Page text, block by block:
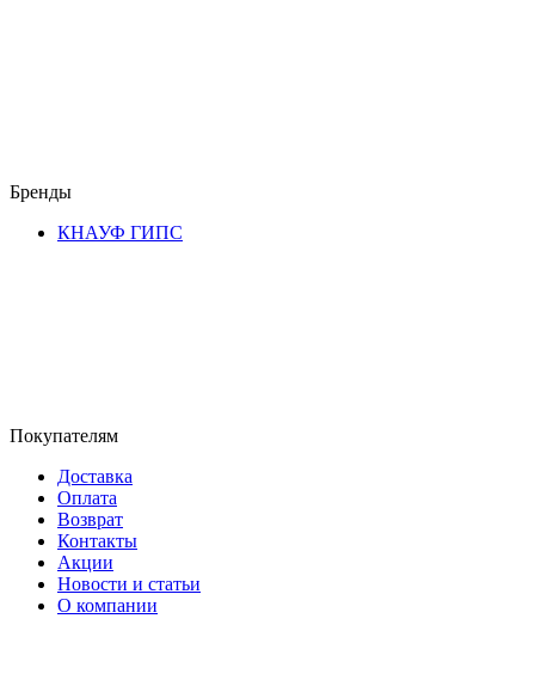
Бренды
КНАУФ ГИПС
Покупателям
Доставка
Оплата
Возврат
Контакты
Акции
Новости и статьи
О компании